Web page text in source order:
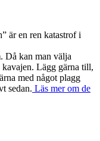
är en ren katastrof i
Då kan man välja
Lägg gärna till,
med något plagg
sedan. Läs mer om de